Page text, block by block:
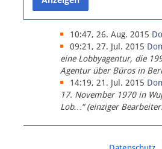
10:47, 26. Aug. 2015
09:21, 27. Jul. 2015
eine Lobbyagentur, die
Agentur über Büros in
14:19, 21. Jul. 2015
17. November 1970 in
Lob…“ (einziger